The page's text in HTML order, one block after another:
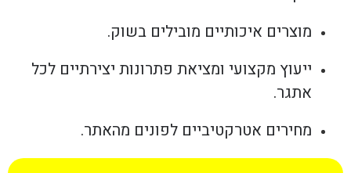
מוצרים איכותיים מובילים בשוק.
ייעוץ מקצועי ומציאת פתרונות יצירתיים לכל
אתגר.
מחירים אטרקטיביים לפונים מהאתר.